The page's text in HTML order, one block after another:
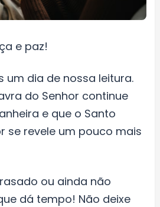
e paz!
um dia de nossa leitura.
do Senhor continue
e que o Santo
se revele um pouco mais
ou ainda não
dá tempo! Não deixe